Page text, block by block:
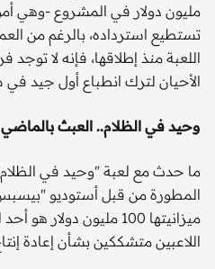
مليون دولار في المشروع -وهي
تستطيع استرداده، بالرغم من
اللعبة منذ إطلاقها، فإنه لا
الأحيان لترك انطباع أول جيد في
وحيد في الظلام.. العبث بالماضي
المطورة من قبل أستوديو
ميزانيتها 100 مليون
اللاعبين متشككين بشأن إعادة